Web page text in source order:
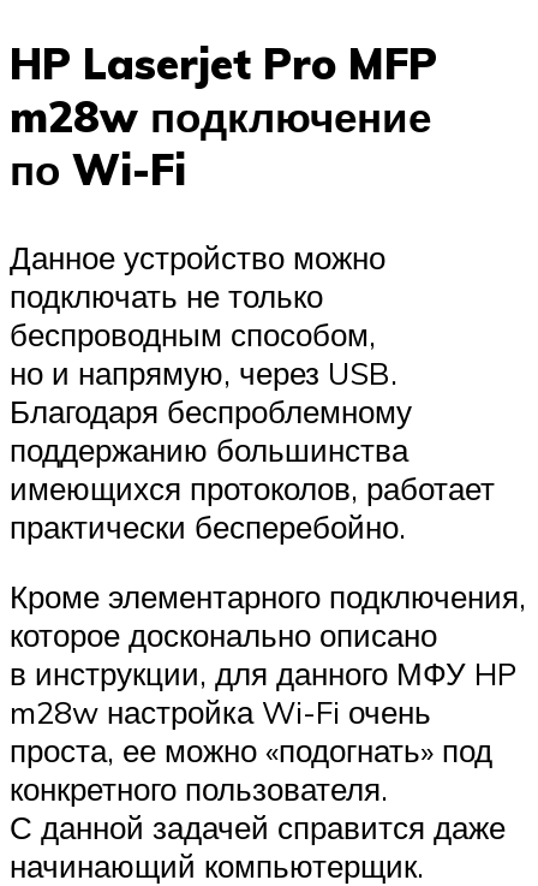
HP Laserjet Pro MFP
m28w подключение
по Wi-Fi
Данное устройство можно
подключать не только
беспроводным способом,
но и напрямую, через USB.
Благодаря беспроблемному
поддержанию большинства
имеющихся протоколов, работает
практически бесперебойно.
Кроме элементарного подключения,
которое досконально описано
в инструкции, для данного МФУ HP
m28w настройка Wi-Fi очень
проста, ее можно «подогнать» под
конкретного пользователя.
С данной задачей справится даже
начинающий компьютерщик.